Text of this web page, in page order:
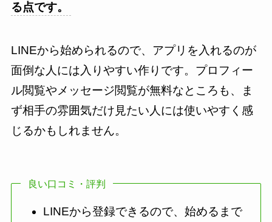
る点です。
LINEから始められるので、アプリを入れるのが
面倒な人には入りやすい作りです。プロフィー
ル閲覧やメッセージ閲覧が無料なところも、ま
ず相手の雰囲気だけ見たい人には使いやすく感
じるかもしれません。
良い口コミ・評判
LINEから登録できるので、始めるまで